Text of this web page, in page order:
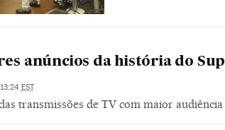
anúncios da história do
EST
transmissões de TV com maior audiência